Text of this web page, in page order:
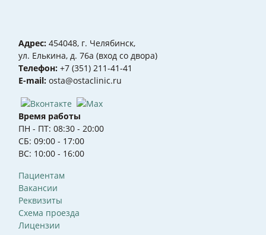
Адрес: 454048, г. Челябинск,
ул. Елькина, д. 76а (вход со двора)
Телефон: +7 (351) 211-41-41
Е-mail: osta@ostaclinic.ru
Время работы
ПН - ПТ: 08:30 - 20:00
СБ: 09:00 - 17:00
ВС: 10:00 - 16:00
Пациентам
Вакансии
Реквизиты
Схема проезда
Лицензии